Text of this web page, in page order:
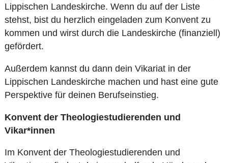
Lippischen Landeskirche. Wenn du auf der Liste
stehst, bist du herzlich eingeladen zum Konvent zu
kommen und wirst durch die Landeskirche (finanziell)
gefördert.
Außerdem kannst du dann dein Vikariat in der
Lippischen Landeskirche machen und hast eine gute
Perspektive für deinen Berufseinstieg.
Konvent der Theologiestudierenden und
Vikar*innen
Im Konvent der Theologiestudierenden und